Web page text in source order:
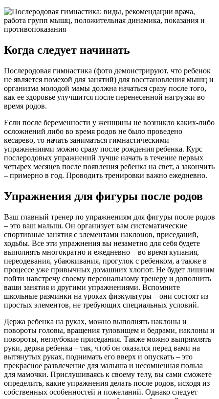
Когда следует начинать
Послеродовая гимнастика (фото демонстрируют, что ребенок
не является помехой для занятий) для восстановления мышц и
организма молодой мамы должна начаться сразу после того,
как ее здоровье улучшится после перенесенной нагрузки во
время родов.
Если после беременности у женщины не возникло каких-либо
осложнений либо во время родов не было проведено
кесарево, то начать заниматься гимнастическими
упражнениями можно сразу после рождения ребенка. Курс
послеродовых упражнений лучше начать в течение первых
четырех месяцев после появления ребенка на свет, а закончить
– примерно в год. Проводить тренировки важно ежедневно.
Упражнения для фигуры после родов
Ваш главный тренер по упражнениям для фигуры после родов
– это ваш малыш. Он организует вам систематические
спортивные занятия с элементами наклонов, приседаний,
ходьбы. Все эти упражнения вы незаметно для себя будете
выполнять многократно и ежедневно – во время купания,
переодевания, убаюкивания, прогулок с ребенком, а также в
процессе уже привычных домашних хлопот. Не будет лишним
пойти навстречу своему персональному тренеру и дополнить
ваши занятия и другими упражнениями. Вспомните
школьные разминки на уроках физкультуры – они состоят из
простых элементов, не требующих специальных условий.
Держа ребенка на руках, можно выполнять наклоны и
повороты головы, вращения туловищем и бедрами, наклоны и
повороты, неглубокие приседания. Также можно выпрямлять
руки, держа ребенка – так, чтоб он оказался перед вами на
вытянутых руках, поднимать его вверх и опускать – это
прекрасное развлечение для малыша и несомненная польза
для мамочки. Прислушиваясь к своему телу, вы сами сможете
определить, какие упражнения делать после родов, исходя из
собственных особенностей и пожеланий. Однако следует